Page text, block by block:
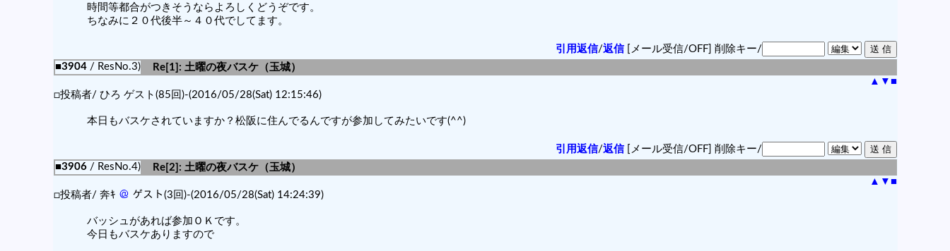
時間等都合がつきそうならよろしくどうぞです。
ちなみに２０代後半～４０代でしてます。
引用返信/返信[メール受信/OFF] 削除キー/
■3904/ ResNo.3)
Re[1]: 土曜の夜バスケ（玉城）
▲ ▼ ■
□投稿者/ ひろ ゲスト(85回)-(2016/05/28(Sat) 12:15:46)
本日もバスケされていますか？松阪に住んでるんですが参加してみたいです(^^)
引用返信/返信[メール受信/OFF] 削除キー/
■3906/ ResNo.4)
Re[2]: 土曜の夜バスケ（玉城）
▲ ▼ ■
□投稿者/ 奔ｷ ＠ ゲスト(3回)-(2016/05/28(Sat) 14:24:39)
バッシュがあれば参加ＯＫです。
今日もバスケありますので